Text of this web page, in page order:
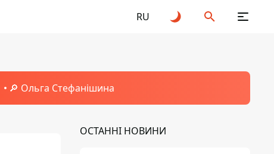
RU
🔎 Ольга Стефанішина
ОСТАННІ НОВИНИ